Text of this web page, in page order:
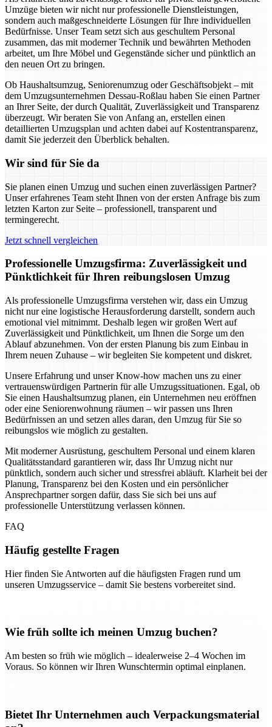
Umzüge bieten wir nicht nur professionelle Dienstleistungen,
sondern auch maßgeschneiderte Lösungen für Ihre individuellen
Bedürfnisse. Unser Team setzt sich aus geschultem Personal
zusammen, das mit moderner Technik und bewährten Methoden
arbeitet, um Ihre Möbel und Gegenstände sicher und pünktlich an
den neuen Ort zu bringen.
Ob Haushaltsumzug, Seniorenumzug oder Geschäftsobjekt – mit
dem Umzugsunternehmen Dessau-Roßlau haben Sie einen Partner
an Ihrer Seite, der durch Qualität, Zuverlässigkeit und Transparenz
überzeugt. Wir beraten Sie von Anfang an, erstellen einen
detaillierten Umzugsplan und achten dabei auf Kostentransparenz,
damit Sie jederzeit den Überblick behalten.
Wir sind für Sie da
Sie planen einen Umzug und suchen einen zuverlässigen Partner?
Unser erfahrenes Team steht Ihnen von der ersten Anfrage bis zum
letzten Karton zur Seite – professionell, transparent und
termingerecht.
Jetzt schnell vergleichen
Professionelle Umzugsfirma: Zuverlässigkeit und
Pünktlichkeit für Ihren reibungslosen Umzug
Als professionelle Umzugsfirma verstehen wir, dass ein Umzug
nicht nur eine logistische Herausforderung darstellt, sondern auch
emotional viel mitnimmt. Deshalb legen wir großen Wert auf
Zuverlässigkeit und Pünktlichkeit, um Ihnen die Sorge um den
Ablauf abzunehmen. Von der ersten Planung bis zum Einbau in
Ihrem neuen Zuhause – wir begleiten Sie kompetent und diskret.
Unsere Erfahrung und unser Know-how machen uns zu einer
vertrauenswürdigen Partnerin für alle Umzugssituationen. Egal, ob
Sie einen Haushaltsumzug planen, ein Unternehmen neu eröffnen
oder eine Seniorenwohnung räumen – wir passen uns Ihren
Bedürfnissen an und setzen alles daran, den Umzug für Sie so
reibungslos wie möglich zu gestalten.
Mit moderner Ausrüstung, geschultem Personal und einem klaren
Qualitätsstandard garantieren wir, dass Ihr Umzug nicht nur
pünktlich, sondern auch sicher und stressfrei abläuft. Klarheit bei der
Planung, Transparenz bei den Kosten und ein persönlicher
Ansprechpartner sorgen dafür, dass Sie sich bei uns auf
professionelle Unterstützung verlassen können.
FAQ
Häufig gestellte Fragen
Hier finden Sie Antworten auf die häufigsten Fragen rund um
unseren Umzugsservice – damit Sie bestens vorbereitet sind.
Wie früh sollte ich meinen Umzug buchen?
Am besten so früh wie möglich – idealerweise 2–4 Wochen im
Voraus. So können wir Ihren Wunschtermin optimal einplanen.
Bietet Ihr Unternehmen auch Verpackungsmaterial